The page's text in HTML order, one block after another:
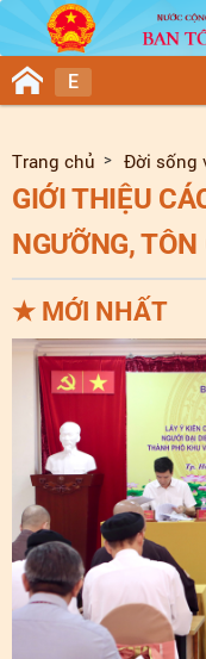
E
Trang chủ Đời sống
GIỚI THIỆU
NGƯỠNG, TÔN
★ MỚI NHẤT